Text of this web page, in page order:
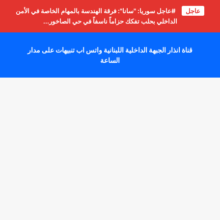
عاجل
#عاجل سوريا: "سانا": فرقة الهندسة بالمهام الخاصة في الأمن
الداخلي بحلب تفكك حزاماً ناسفاً في حي الصاخور...
قناة انذار الجبهة الداخلية اللبنانية واتس اب تنبيهات على مدار
الساعة